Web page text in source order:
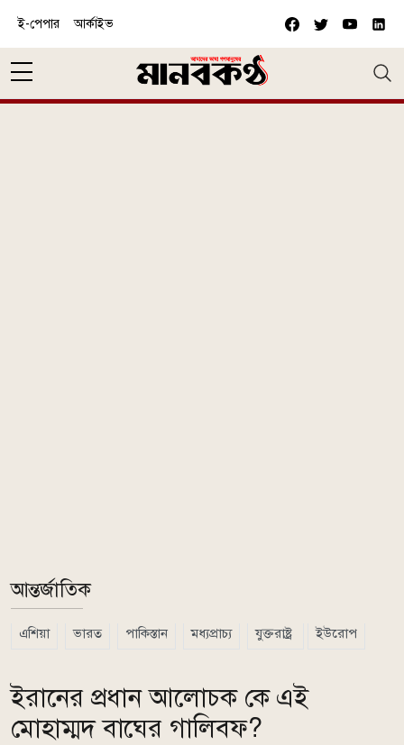
ই-পেপার আর্কাইভ
আন্তর্জাতিক
এশিয়া ভারত পাকিস্তান মধ্যপ্রাচ্য যুক্তরাষ্ট্র ইউরোপ
ইরানের প্রধান আলোচক কে এই
মোহাম্মদ বাঘের গালিবফ?